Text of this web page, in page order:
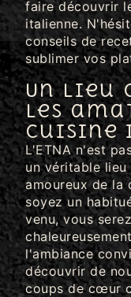
faire découvrir
italienne.
conseils de
sublimer vos
Un lieu
les
cuisine
L'ETNA n'est
un véritable
amoureux de la
soyez un
venu, vous
l'ambiance
découvrir de
coups de cœur